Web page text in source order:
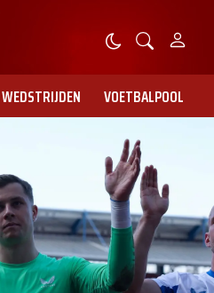
WEDSTRIJDEN VOETBALPOOL